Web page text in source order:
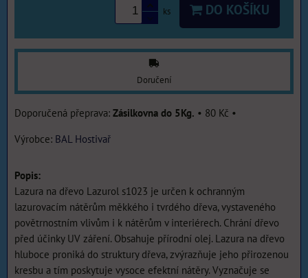
ks DO KOŠÍKU
Doručení
Zásilkovna do 5Kg. • 80 Kč •
Výrobce: BAL Hostivař
Popis:
Lazura na dřevo Lazurol s1023 je určen k ochranným
lazurovacím nátěrům měkkého i tvrdého dřeva, vystaveného
povětrnostním vlivům i k nátěrům v interiérech. Chrání dřevo
před účinky UV záření. Obsahuje přírodní olej. Lazura na dřevo
hluboce proniká do struktury dřeva, zvýrazňuje jeho přirozenou
kresbu a tím poskytuje vysoce efektní nátěry. Vyznačuje se